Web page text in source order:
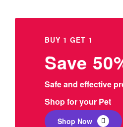
BUY 1 GET 1
Save
Safe and effective
Shop for your Pet
Shop Now